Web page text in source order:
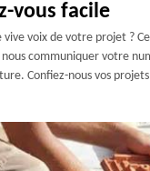
vous facile
vive voix de votre projet ?
communiquer votre
Confiez-nous vos